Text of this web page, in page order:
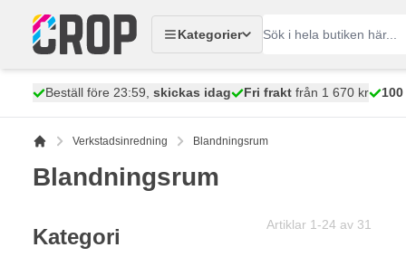
Kategorier
Beställ före 23:59, skickas idag Fri frakt från 1 670 kr
Verkstadsinredning Blandningsrum
Blandningsrum
Kategori Artiklar 1 -24 av 31